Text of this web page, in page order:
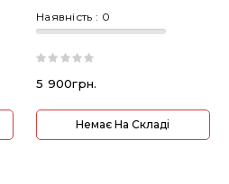
8GB/SSD 256GB)
Наявність : 0
5 900грн.
Немає На Складі